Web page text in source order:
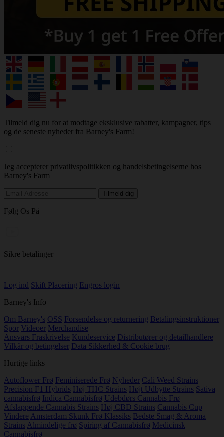
Tilmeld dig nu for at modtage eksklusive rabatter, kampagner, tips
og de seneste nyheder fra Barney's Farm!
Jeg accepterer privatlivspolitikken og handelsbetingelserne hos
Barney's Farm
Følg Os På
Sikre betalinger
Log ind Skift Placering Engros login
Barney's Info
Om Barney's OSS Forsendelse og returnering Betalingsinstruktioner
Spor Videoer Merchandise
Ansvars Fraskrivelse Kundeservice Distributører og detailhandlere
Vilkår og betingelser Data Sikkerhed & Cookie brug
Hurtige links
Autoflower Frø Feminiserede Frø Nyheder Cali Weed Strains
Precision F1 Hybrids Høj THC Strains Højt Udbytte Strains Sativa
cannabisfrø Indica Cannabisfrø Udebdørs Cannabis Frø
Afslappende Cannabis Strains Høj CBD Strains Cannabis Cup
Vindere Amsterdam Skunk Frø Klassiks Bedste Smag & Aroma
Strains Almindelige frø Spiring af Cannabisfrø Medicinsk
Cannabisfrø